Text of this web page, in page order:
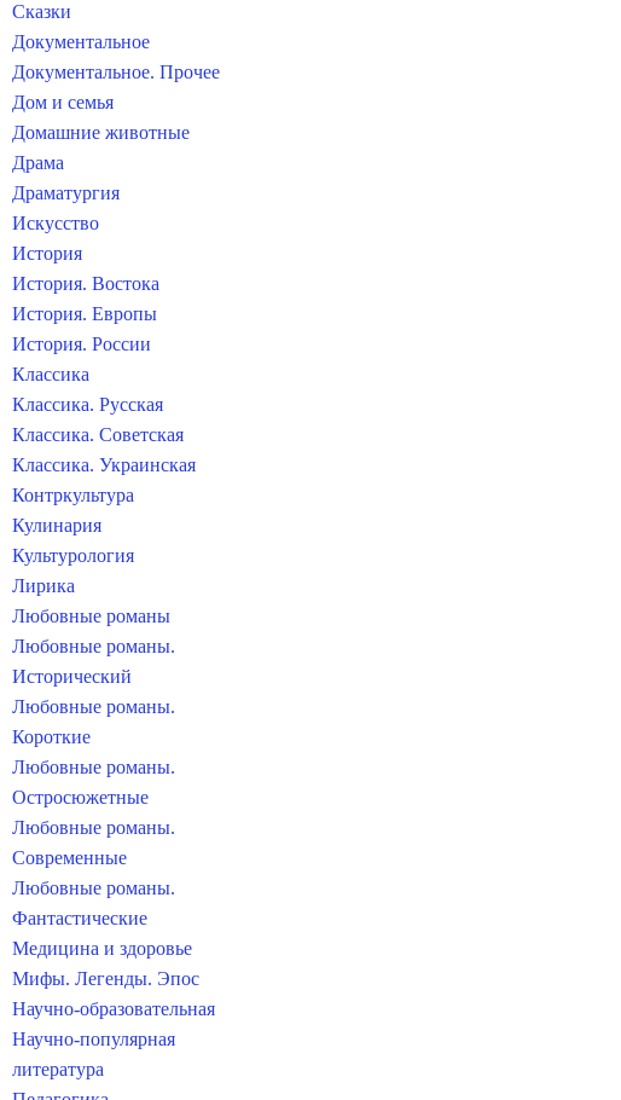
Сказки
Документальное
Документальное. Прочее
Дом и семья
Домашние животные
Драма
Драматургия
Искусство
История
История. Востока
История. Европы
История. России
Классика
Классика. Русская
Классика. Советская
Классика. Украинская
Контркультура
Кулинария
Культурология
Лирика
Любовные романы
Любовные романы.
Исторический
Любовные романы.
Короткие
Любовные романы.
Остросюжетные
Любовные романы.
Современные
Любовные романы.
Фантастические
Медицина и здоровье
Мифы. Легенды. Эпос
Научно-образовательная
Научно-популярная
литература